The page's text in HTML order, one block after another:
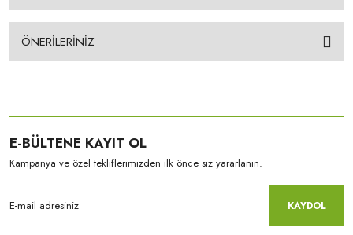
ÖNERİLERİNİZ
E-BÜLTENE KAYIT OL
Kampanya ve özel tekliflerimizden ilk önce siz yararlanın.
KAYDOL